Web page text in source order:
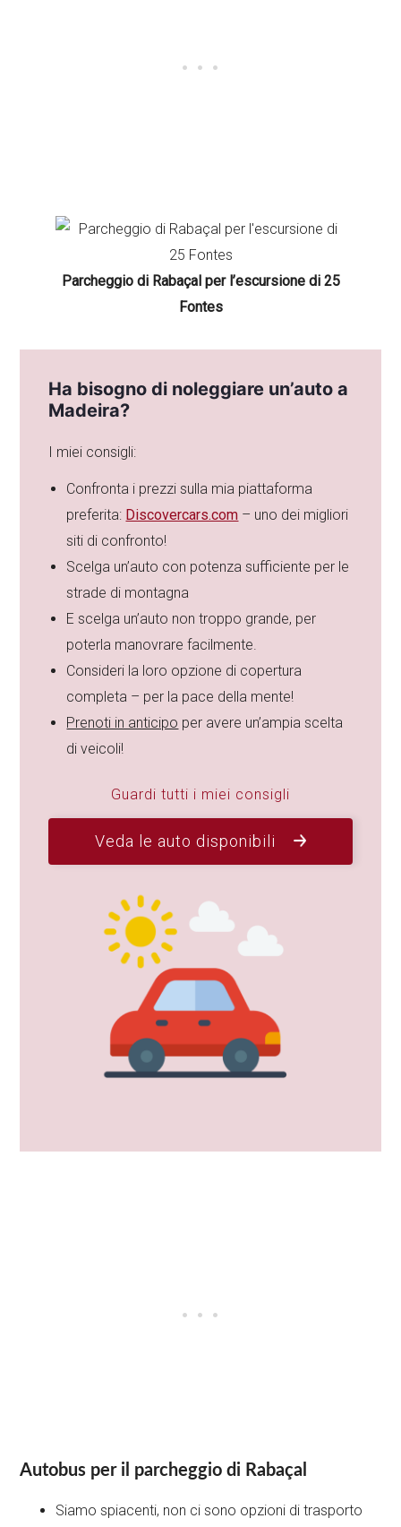
Parcheggio di Rabaçal per l’escursione di 25
Fontes
Ha bisogno di noleggiare un’auto a
Madeira?
I miei consigli:
Confronta i prezzi sulla mia piattaforma
preferita: Discovercars.com – uno dei migliori
siti di confronto!
Scelga un’auto con potenza sufficiente per le
strade di montagna
E scelga un’auto non troppo grande, per
poterla manovrare facilmente.
Consideri la loro opzione di copertura
completa – per la pace della mente!
Prenoti in anticipo per avere un’ampia scelta
di veicoli!
Guardi tutti i miei consigli
Veda le auto disponibili
Autobus per il parcheggio di Rabaçal
Siamo spiacenti, non ci sono opzioni di trasporto